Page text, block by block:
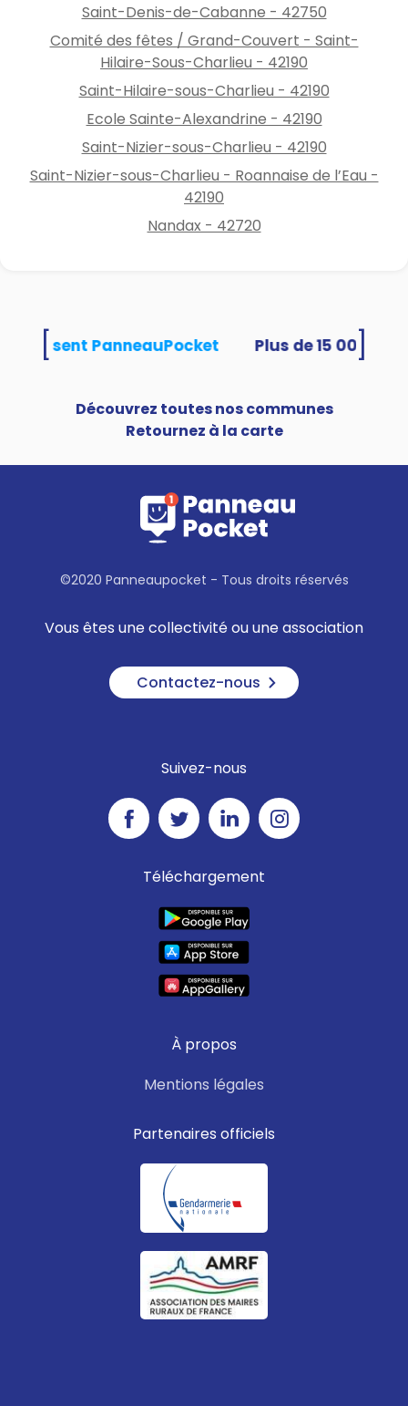
Saint-Denis-de-Cabanne - 42750
Comité des fêtes / Grand-Couvert - Saint-
Hilaire-Sous-Charlieu - 42190
Saint-Hilaire-sous-Charlieu - 42190
Ecole Sainte-Alexandrine - 42190
Saint-Nizier-sous-Charlieu - 42190
Saint-Nizier-sous-Charlieu - Roannaise de l’Eau -
42190
Nandax - 42720
utilisent PanneauPocket
Découvrez toutes nos communes
Retournez à la carte
©2020 Panneaupocket - Tous droits réservés
Vous êtes une collectivité ou une association
Contactez-nous
Suivez-nous
Téléchargement
À propos
Mentions légales
Partenaires officiels